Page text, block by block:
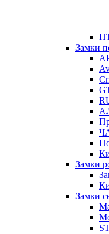
Замки
Замки
Замки